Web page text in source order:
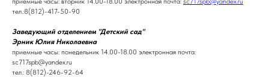
тел.:8(812)-417-50-90
Заведующий отделением "Детский сад"
Эрник Юлия Николаевна
приемные часы: понедельник 14.00-18.00 электронная почта:
sc717spb@yandex.ru
тел.: 8(812)-246-92-64